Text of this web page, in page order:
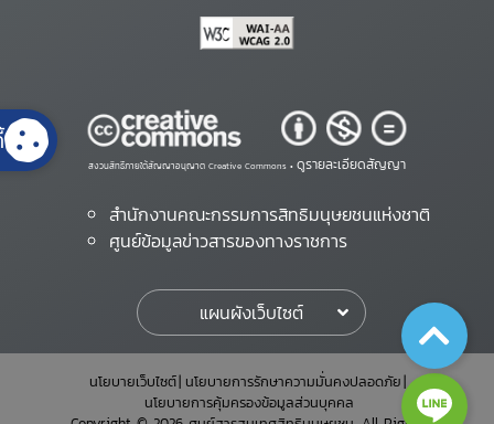
สงวนสิทธิ์ภายใต้สัญญาอนุญาต Creative Commons • ดูรายละเอียดสัญญา
สำนักงานคณะกรรมการสิทธิมนุษยชนแห่งชาติ
ศูนย์ข้อมูลข่าวสารของทางราชการ
แผนผังเว็บไซต์
นโยบายเว็บไซต์ นโยบายการรักษาความมั่นคงปลอดภัย
นโยบายการคุ้มครองข้อมูลส่วนบุคคล